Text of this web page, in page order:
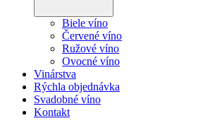
Biele víno
Červené víno
Ružové víno
Ovocné víno
Vinárstva
Rýchla objednávka
Svadobné víno
Kontakt